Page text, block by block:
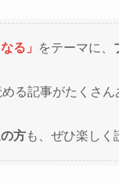
る」 をテーマに、
る記事がたくさん
方も、ぜひ楽しく